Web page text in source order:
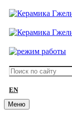
EN
Меню